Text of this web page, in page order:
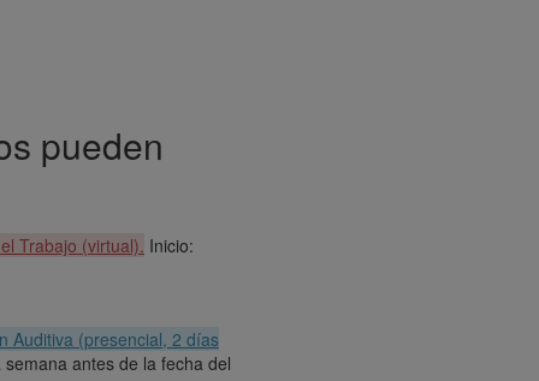
pueden
Trabajo (virtual). Inicio:
Auditiva (presencial, 2 días
antes de la fecha del